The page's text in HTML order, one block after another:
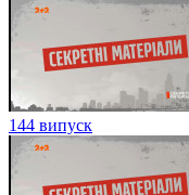
144 випуск